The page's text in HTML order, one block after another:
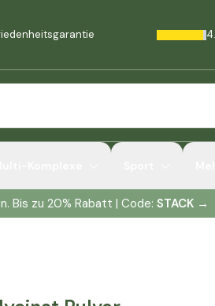
Bis zu 20% Rabatt | Code: STACK →